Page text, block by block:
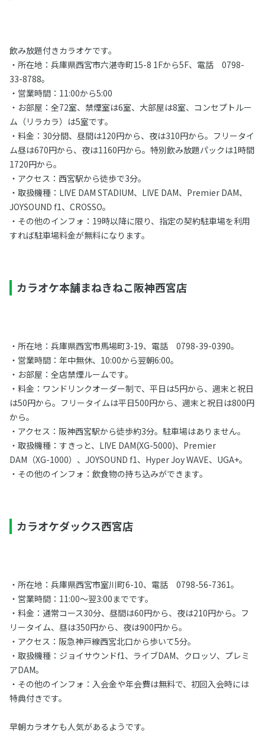
飲み放題付きカラオケです。
・所在地：兵庫県西宮市六湛寺町15-8 1Fから5F、電話 0798-
33-8788。
・営業時間：11:00から5:00
・お部屋：全72室、禁煙室は6室、大部屋は8室、コンセプトルー
ム（リラカラ）は5室です。
・料金：30分間、昼間は120円から、夜は310円から。フリータイ
ム昼は670円から、夜は1160円から。特別飲み放題パックは1時間
1720円から。
・アクセス：西宮駅から徒歩で3分。
・取扱機種：LIVE DAM STADIUM、LIVE DAM、Premier DAM、
JOYSOUND f1、CROSSO。
・その他のインフォ：19時以降に限り、指定の契約駐車場を利用
すれば駐車場料金が無料になります。
カラオケ本舗まねきねこ阪神西宮店
・所在地：兵庫県西宮市馬場町3-19、電話 0798-39-0390。
・営業時間：年中無休、10:00から翌朝6:00。
・お部屋：全店禁煙ルームです。
・料金：ワンドリンクオーダー制で、平日は5円から、週末と祝日
は50円から。フリータイムは平日500円から、週末と祝日は800円
から。
・アクセス：阪神西宮駅から徒歩約3分。駐車場はありません。
・取扱機種：すきっと、LIVE DAM(XG-5000)、Premier
DAM（XG-1000）、JOYSOUND f1、Hyper Joy WAVE、UGA+。
・その他のインフォ：飲食物の持ち込みができます。
カラオケダックス西宮店
・所在地：兵庫県西宮市室川町6-10、電話 0798-56-7361。
・営業時間：11:00〜翌3:00までです。
・料金：通常コース30分、昼間は60円から、夜は210円から。フ
リータイム、昼は350円から、夜は900円から。
・アクセス：阪急神戸線西宮北口から歩いて5分。
・取扱機種：ジョイサウンドf1、ライブDAM、クロッソ、プレミ
アDAM。
・その他のインフォ：入会金や年会費は無料で、初回入会時には
特典付きです。
早朝カラオケも人気があるようです。